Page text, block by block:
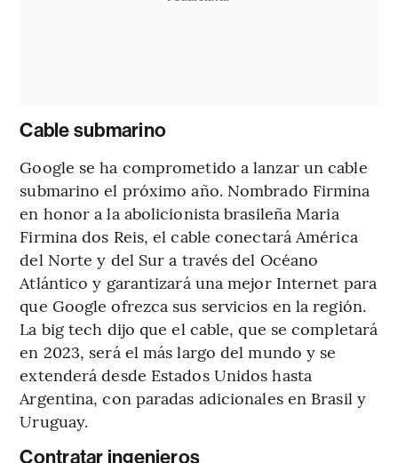
Cable submarino
Google se ha comprometido a lanzar un cable
submarino el próximo año. Nombrado Firmina
en honor a la abolicionista brasileña Maria
Firmina dos Reis, el cable conectará América
del Norte y del Sur a través del Océano
Atlántico y garantizará una mejor Internet para
que Google ofrezca sus servicios en la región.
La big tech dijo que el cable, que se completará
en 2023, será el más largo del mundo y se
extenderá desde Estados Unidos hasta
Argentina, con paradas adicionales en Brasil y
Uruguay.
Contratar ingenieros